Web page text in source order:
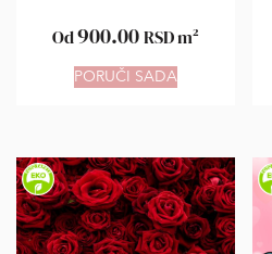
Od900.00RSDm²
PORUČI SADA